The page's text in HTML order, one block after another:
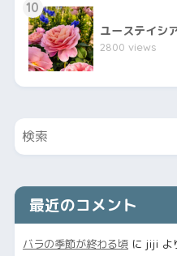
10
ユーステイシ
2800 views
最近のコメント
バラの季節が終わる頃に jiji よ